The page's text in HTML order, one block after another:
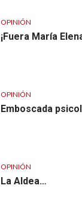
OPINIÓN
¡Fuera María
OPINIÓN
Emboscada
OPINIÓN
La Aldea…